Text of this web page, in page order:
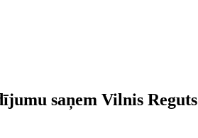
saņem Vilnis Reguts